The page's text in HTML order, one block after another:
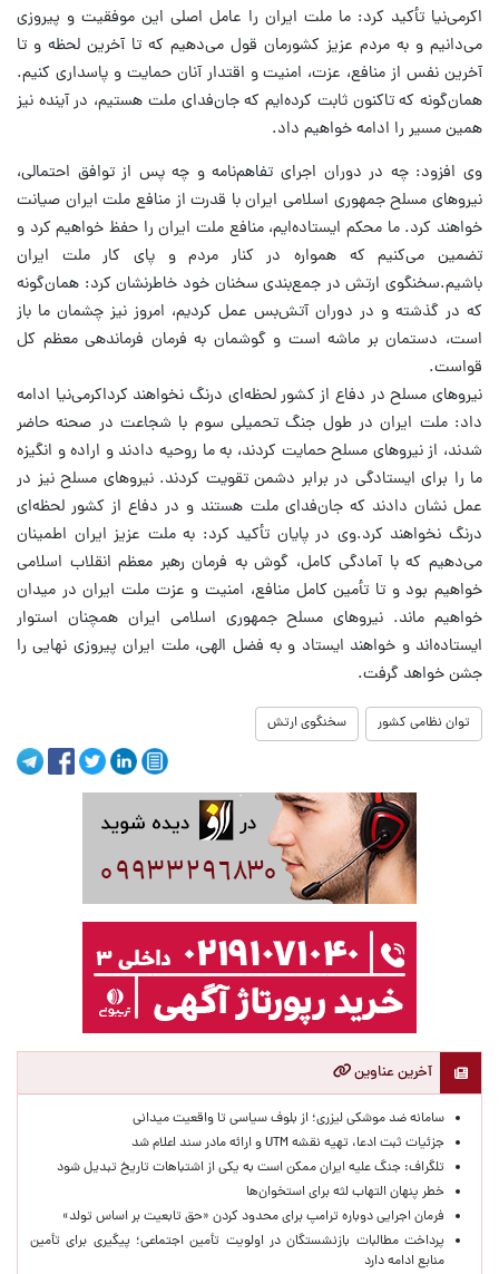
اکرمی‌نیا تأکید کرد: ما ملت ایران را عامل اصلی این موفقیت و پیروزی
می‌دانیم و به مردم عزیز کشورمان قول می‌دهیم که تا آخرین لحظه و تا
آخرین نفس از منافع، عزت، امنیت و اقتدار آنان حمایت و پاسداری کنیم.
همان‌گونه که تاکنون ثابت کرده‌ایم که جان‌فدای ملت هستیم، در آینده نیز
همین مسیر را ادامه خواهیم داد.
وی افزود: چه در دوران اجرای تفاهم‌نامه و چه پس از توافق احتمالی،
نیروهای مسلح جمهوری اسلامی ایران با قدرت از منافع ملت ایران صیانت
خواهند کرد. ما محکم ایستاده‌ایم، منافع ملت ایران را حفظ خواهیم کرد و
تضمین می‌کنیم که همواره در کنار مردم و پای کار ملت ایران
باشیم.سخنگوی ارتش در جمع‌بندی سخنان خود خاطرنشان کرد: همان‌گونه
که در گذشته و در دوران آتش‌بس عمل کردیم، امروز نیز چشمان ما باز
است، دستمان بر ماشه است و گوشمان به فرمان فرماندهی معظم کل
قواست.
نیروهای مسلح در دفاع از کشور لحظه‌ای درنگ نخواهند کرداکرمی‌نیا ادامه
داد: ملت ایران در طول جنگ تحمیلی سوم با شجاعت در صحنه حاضر
شدند، از نیروهای مسلح حمایت کردند، به ما روحیه دادند و اراده و انگیزه
ما را برای ایستادگی در برابر دشمن تقویت کردند. نیروهای مسلح نیز در
عمل نشان دادند که جان‌فدای ملت هستند و در دفاع از کشور لحظه‌ای
درنگ نخواهند کرد.وی در پایان تأکید کرد: به ملت عزیز ایران اطمینان
می‌دهیم که با آمادگی کامل، گوش به فرمان رهبر معظم انقلاب اسلامی
خواهیم بود و تا تأمین کامل منافع، امنیت و عزت ملت ایران در میدان
خواهیم ماند. نیروهای مسلح جمهوری اسلامی ایران همچنان استوار
ایستاده‌اند و خواهند ایستاد و به فضل الهی، ملت ایران پیروزی نهایی را
جشن خواهد گرفت.
توان نظامی کشور سخنگوی ارتش
آخرین عناوین
سامانه ضد موشکی لیزری؛ از بلوف سیاسی تا واقعیت میدانی
جزئیات ثبت ادعا، تهیه نقشه UTM و ارائه مادر سند اعلام شد
تلگراف: جنگ علیه ایران ممکن است به یکی از اشتباهات تاریخ تبدیل شود
خطر پنهان التهاب لثه برای استخوان‌ها
فرمان اجرایی دوباره ترامپ برای محدود کردن «حق تابعیت بر اساس تولد»
پرداخت مطالبات بازنشستگان در اولویت تأمین اجتماعی؛ پیگیری برای تأمین
منابع ادامه دارد